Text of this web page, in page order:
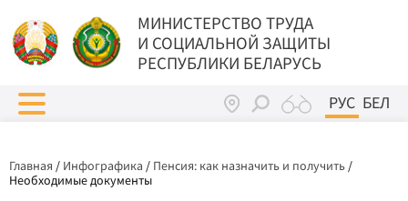
МИНИСТЕРСТВО ТРУДА
И СОЦИАЛЬНОЙ ЗАЩИТЫ
РЕСПУБЛИКИ БЕЛАРУСЬ
РУС БЕЛ
Главная / Инфографика / Пенсия: как назначить и получить /
Необходимые документы